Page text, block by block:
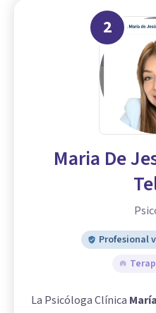
2
Maria De
Profesional
La Psicóloga Clínica